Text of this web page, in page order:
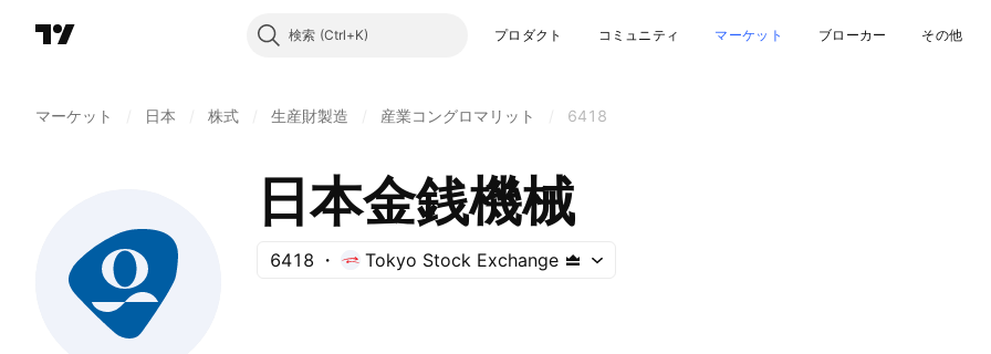
検索 プロダクト コミュニティ マーケット ブローカー その他
マーケット 日本 株式 生産財製造 産業コングロマリット 6418
日本金銭機械
6418 Tokyo Stock Exchange